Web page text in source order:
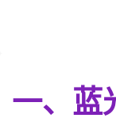
一、蓝